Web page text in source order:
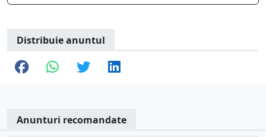
Distribuie anuntul
Anunturi recomandate